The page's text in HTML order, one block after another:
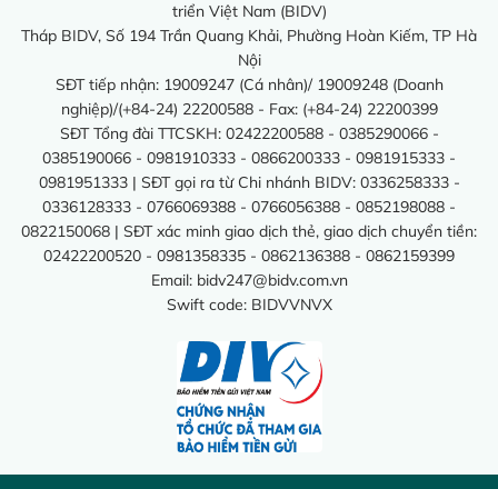
triển Việt Nam (BIDV)
Tháp BIDV, Số 194 Trần Quang Khải, Phường Hoàn Kiếm, TP Hà
Nội
SĐT tiếp nhận: 19009247 (Cá nhân)/ 19009248 (Doanh
nghiệp)/(+84-24) 22200588 - Fax: (+84-24) 22200399
SĐT Tổng đài TTCSKH: 02422200588 - 0385290066 -
0385190066 - 0981910333 - 0866200333 - 0981915333 -
0981951333 | SĐT gọi ra từ Chi nhánh BIDV: 0336258333 -
0336128333 - 0766069388 - 0766056388 - 0852198088 -
0822150068 | SĐT xác minh giao dịch thẻ, giao dịch chuyển tiền:
02422200520 - 0981358335 - 0862136388 - 0862159399
Email: bidv247@bidv.com.vn
Swift code: BIDVVNVX